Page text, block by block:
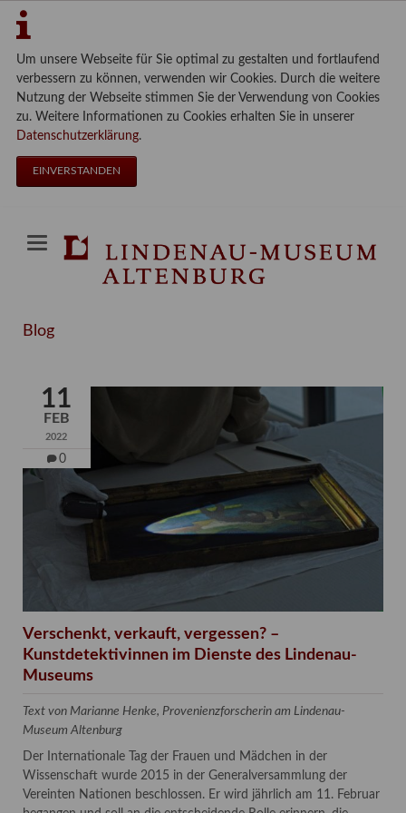
Um unsere Webseite für Sie optimal zu gestalten und fortlaufend
verbessern zu können, verwenden wir Cookies. Durch die weitere
Nutzung der Webseite stimmen Sie der Verwendung von Cookies
zu. Weitere Informationen zu Cookies erhalten Sie in unserer
Datenschutzerklärung.
EINVERSTANDEN
Blog
11
FEB
2022
0
Verschenkt, verkauft, vergessen? –
Kunstdetektivinnen im Dienste des Lindenau-
Museums
Text von Marianne Henke, Provenienzforscherin am Lindenau-
Museum Altenburg
Der Internationale Tag der Frauen und Mädchen in der
Wissenschaft wurde 2015 in der Generalversammlung der
Vereinten Nationen beschlossen. Er wird jährlich am 11. Februar